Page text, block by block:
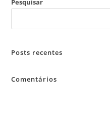
Pesquisar
Posts recentes
Comentários